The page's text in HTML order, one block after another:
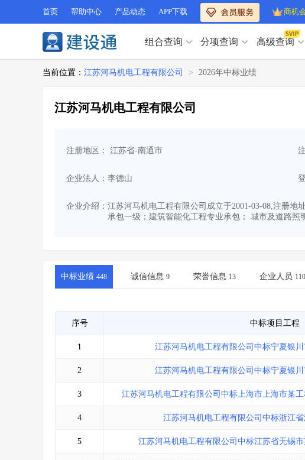
首页 帮助中心 产品动态 APP下载 商机
分项查询（VIP）
查资质 > 查人员>
查荣誉
> 查诚信 >
招标信息>
公路库专查>
宏
商
组合查询 分项查询 高级查询
查荣誉>
招标信息>
下
宏
政策
土
当前位置： 江苏河马机电工程有限公司 > 2026年中标业绩
江苏河马机电工程有限公司
注册地区： 江苏省-南通市
企业法人：李德山
企业介绍： 江苏河马机电工程有限公司成立于2001-03-08,注册
承包一级；建筑智能化工程专业承包； 城市及道路
中标业绩 448 诚信信息 9 荣誉信息 13 企业人员 110
序号 中标项目工程
1 江苏河马机电工程有限公司中标宁夏银
2 江苏河马机电工程有限公司中标宁夏银
3 江苏河马机电工程有限公司中标上海市上海市某
4 江苏河马机电工程有限公司中标浙江
5 江苏河马机电工程有限公司中标江苏省无锡